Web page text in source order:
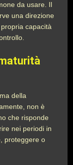
da usare. Il
una direzione
capacità
della
non è
che risponde
nei periodi in
proteggere o